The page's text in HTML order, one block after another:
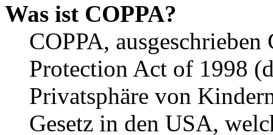
Was ist COPPA?
COPPA,
Protection Act of 1998
Privatsphäre von
Gesetz in den USA,